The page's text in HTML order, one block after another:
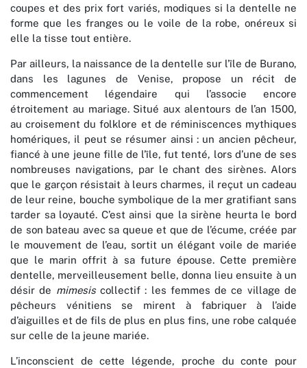
coupes et des prix fort variés, modiques si la dentelle ne
forme que les franges ou le voile de la robe, onéreux si
elle la tisse tout entière.
Par ailleurs, la naissance de la dentelle sur l’île de Burano,
dans les lagunes de Venise, propose un récit de
commencement légendaire qui l’associe encore
étroitement au mariage. Situé aux alentours de l’an 1500,
au croisement du folklore et de réminiscences mythiques
homériques, il peut se résumer ainsi : un ancien pêcheur,
fiancé à une jeune fille de l’île, fut tenté, lors d’une de ses
nombreuses navigations, par le chant des sirènes. Alors
que le garçon résistait à leurs charmes, il reçut un cadeau
de leur reine, bouche symbolique de la mer gratifiant sans
tarder sa loyauté. C’est ainsi que la sirène heurta le bord
de son bateau avec sa queue et que de l’écume, créée par
le mouvement de l’eau, sortit un élégant voile de mariée
que le marin offrit à sa future épouse. Cette première
dentelle, merveilleusement belle, donna lieu ensuite à un
désir de mimesiscollectif : les femmes de ce village de
pêcheurs vénitiens se mirent à fabriquer à l’aide
d’aiguilles et de fils de plus en plus fins, une robe calquée
sur celle de la jeune mariée.
L’inconscient de cette légende, proche du conte pour